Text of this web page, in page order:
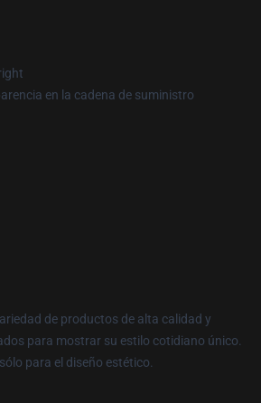
en la cadena de suministro
de productos de alta calidad y
para mostrar su estilo cotidiano único.
para el diseño estético.